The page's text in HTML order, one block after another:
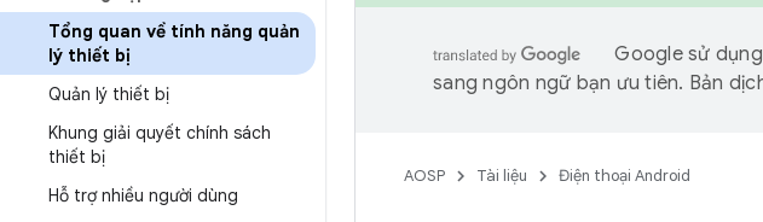
Tổng quan về tính năng quản
lý thiết bị
Quản lý thiết bị
Khung giải quyết chính sách
thiết bị
Hỗ trợ nhiều người dùng
Google sử
sang ngôn ngữ bạn ưu tiên. Bản
AOSP Tài liệu Điện thoại Android